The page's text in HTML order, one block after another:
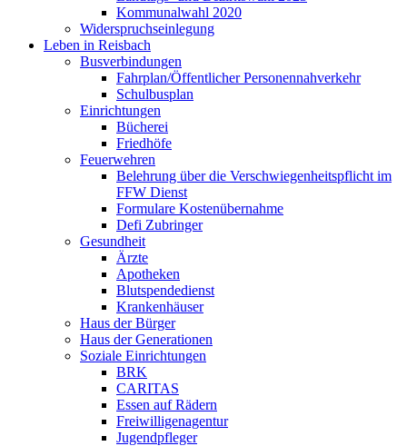
Kommunalwahl 2020
Widerspruchseinlegung
Leben in Reisbach
Busverbindungen
Fahrplan/Öffentlicher Personennahverkehr
Schulbusplan
Einrichtungen
Bücherei
Friedhöfe
Feuerwehren
Belehrung über die Verschwiegenheitspflicht im
FFW Dienst
Formulare Kostenübernahme
Defi Zubringer
Gesundheit
Ärzte
Apotheken
Blutspendedienst
Krankenhäuser
Haus der Bürger
Haus der Generationen
Soziale Einrichtungen
BRK
CARITAS
Essen auf Rädern
Freiwilligenagentur
Jugendpfleger